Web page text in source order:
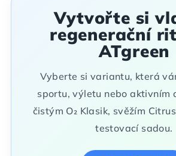
Vytvořte si
regenerační
ATgreen
Vyberte si variantu, která
sportu, výletu nebo aktivním
čistým O₂ Klasik, svěžím
testovací sadou.